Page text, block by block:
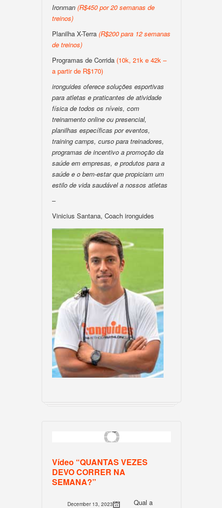
Ironman (R$450 por 20 semanas de
treinos)
Planilha X-Terra (R$200 para 12 semanas
de treinos)
Programas de Corrida (10k, 21k e 42k –
a partir de R$170)
ironguides oferece soluções esportivas
para atletas e praticantes de atividade
física de todos os níveis, com
treinamento online ou presencial,
planilhas específicas por eventos,
training camps, curso para treinadores,
programas de incentivo a promoção da
saúde em empresas, e produtos para a
saúde e o bem-estar que propiciam um
estilo de vida saudável a nossos atletas
–
Vinicius Santana, Coach ironguides
Vídeo “QUANTAS VEZES
DEVO CORRER NA
SEMANA?”
December 13, 2023
Qual a